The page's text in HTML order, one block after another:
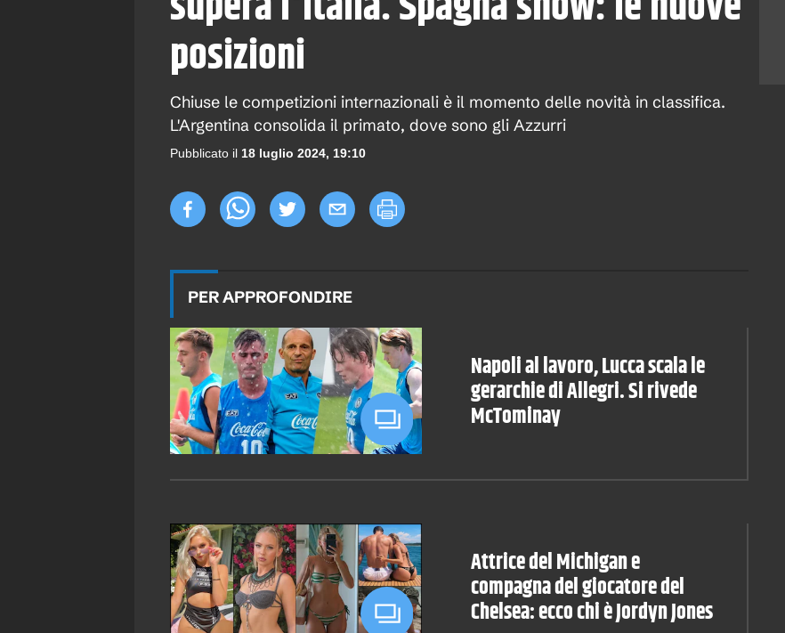
posizioni
Chiuse le competizioni internazionali è il momento delle novità in classifica.
L'Argentina consolida il primato, dove sono gli Azzurri
Pubblicato il 18 luglio 2024, 19:10
PER APPROFONDIRE
Napoli al lavoro, Lucca scala le
gerarchie di Allegri. Si rivede
McTominay
Attrice del Michigan e
compagna del giocatore del
Chelsea: ecco chi è Jordyn Jones